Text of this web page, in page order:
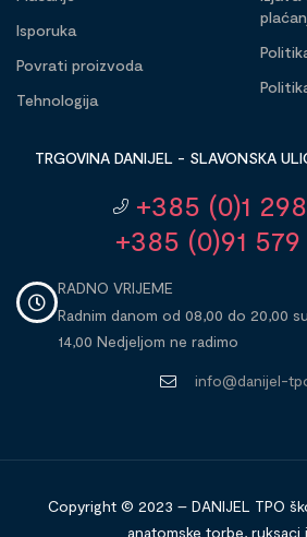
Isporuka
Povrati proizvoda
Tehnologija
TRGOVINA DANIJEL - SLAVONSKA
+385 (0)1
+385 (0)91 579
RADNO VRIJEME
Radnim danom od 08,00 do 20,00
14,00 Nedjeljom ne radimo
info@danijel-
Copyright © 2023 – DANIJEL TPO
anatomske torbe, ruksaci